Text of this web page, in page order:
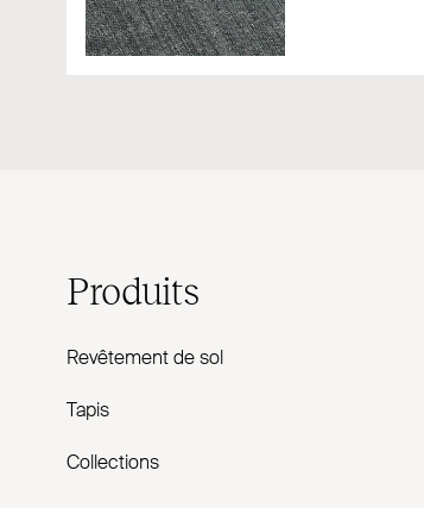
Produits
Revêtement de sol
Tapis
Collections